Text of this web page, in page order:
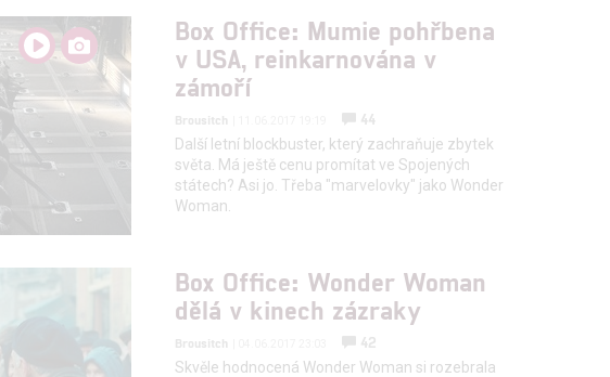
Box Office: Mumie pohřbena
v USA, reinkarnována v
zámoří
Brousitch
44
Další letní blockbuster, který zachraňuje zbytek
světa. Má ještě cenu promítat ve Spojených
státech? Asi jo. Třeba "marvelovky" jako Wonder
Woman.
Box Office: Wonder Woman
dělá v kinech zázraky
Brousitch
42
Skvěle hodnocená Wonder Woman si rozebrala
Poskytování a zobrazování reklamy a obsahu